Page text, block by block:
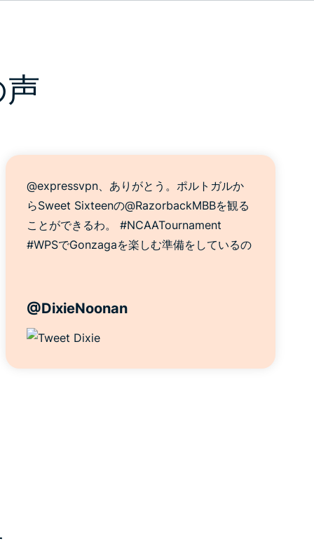
@expressvpn、ありがとう。ポルトガルか
らSweet Sixteenの@RazorbackMBBを観る
ことができるわ。 #NCAATournament
#WPSでGonzagaを楽しむ準備をしているの
@DixieNoonan